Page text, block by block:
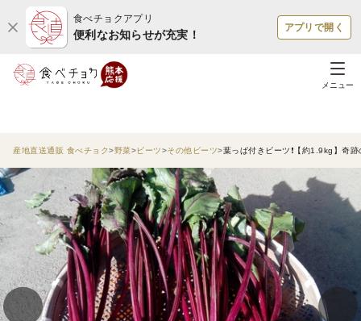
食べチョクアプリ
便利なお知らせが充実！
アプリで開く
メニュー
産地直送通販 食べチョク 野菜 ビーツ その他ビーツ 葉っぱ付きビーツ❗️【約1.9kg】奇跡